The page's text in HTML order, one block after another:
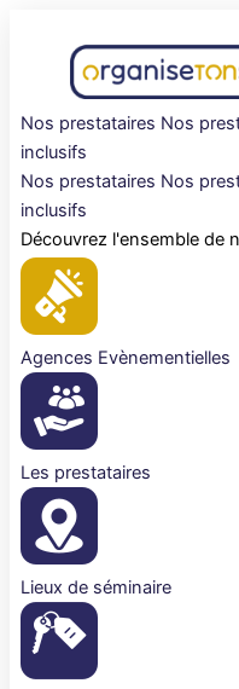
Nos prestataires Nos
inclusifs
Nos prestataires Nos
inclusifs
Découvrez l'ensemble de
Agences Evènementielles
Les prestataires
Lieux de séminaire